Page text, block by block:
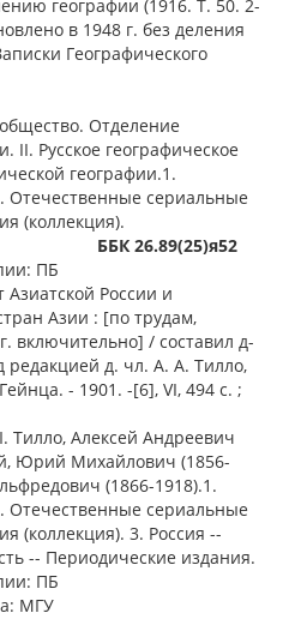
географии (1916. Т. 50. 2-
в 1948 г. без деления
Географического
Отделение
II. Русское географическое
географии.1.
Отечественные сериальные
(коллекция).
ББК 26.89(25)я52
ПБ
России и
Азии : [по трудам,
включительно] / составил д-
д. чл. А. А. Тилло,
- 1901. -[6], VI, 494 с. ;
Тилло, Алексей Андреевич
Юрий Михайлович (1856-
(1866-1918).1.
Отечественные сериальные
(коллекция). 3. Россия --
-- Периодические издания.
ПБ
МГУ